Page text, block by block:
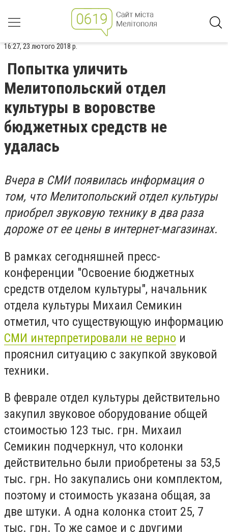
16:27, 23 лютого 2018 р.
Попытка уличить
Мелитопольский отдел
культуры в воровстве
бюджетных средств не
удалась
Вчера в СМИ появилась информация о
том, что Мелитопольский отдел культуры
приобрел звуковую технику в два раза
дороже от ее цены в интернет-магазинах.
В рамках сегодняшней пресс-
конференции "Освоение бюджетных
средств отделом культуры", начальник
отдела культуры Михаил Семикин
отметил, что существующую информацию
СМИ интерпретировали не верно и
прояснил ситуацию с закупкой звуковой
техники.
В феврале отдел культуры действительно
закупил звуковое оборудование общей
стоимостью 123 тыс. грн. Михаил
Семикин подчеркнул, что колонки
действительно были приобретены за 53,5
тыс. грн. Но закупались они комплектом,
поэтому и стоимость указана общая, за
две штуки. А одна колонка стоит 25, 7
тыс. грн. То же самое и с другими